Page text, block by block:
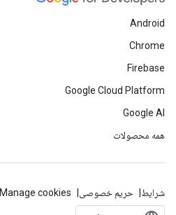
Android
Chrome
Firebase
Google Cloud Platform
Google AI
همه محصولات
شرایط حریم خصوصی Manage cookies